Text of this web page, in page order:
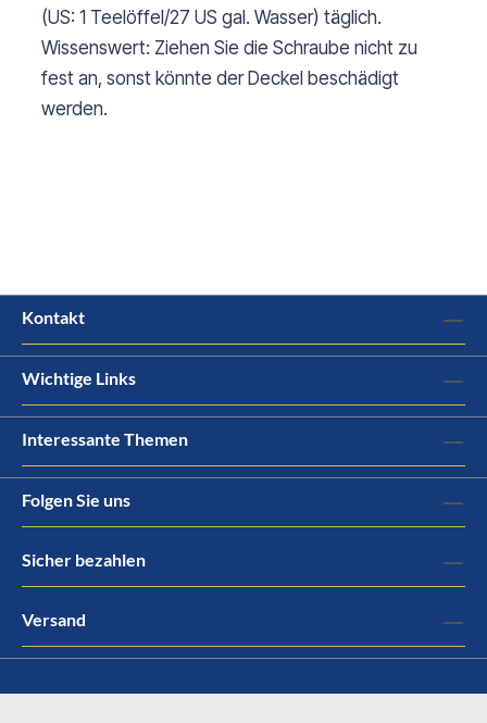
(US: 1 Teelöffel/27 US gal. Wasser) täglich.
Wissenswert: Ziehen Sie die Schraube nicht zu
fest an, sonst könnte der Deckel beschädigt
werden.
Kontakt
Wichtige Links
Interessante Themen
Folgen Sie uns
Sicher bezahlen
Versand